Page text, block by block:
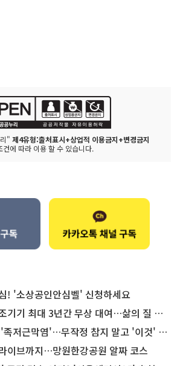
" 제4유형:출처표시+상업적 이용금지+변경금지
건에 따라 이용 할 수 있습니다.
! '소상공인안심벨' 신청하세요
기 최대 3년간 무상 대여…삶의 질 높인다
근막염'…무작정 참지 말고 '이것' 해보세요!
이브까지…망원한강공원 알짜 코스